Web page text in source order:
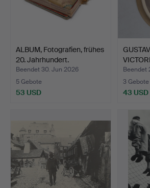
ALBUM, Fotografien, frühes
20. Jahrhundert.
Beendet 30. Jun 2026
5 Gebote
53 USD
Beendet
3 Gebote
43 USD